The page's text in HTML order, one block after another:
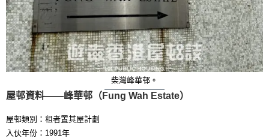
柴灣峰華邨。
屋邨資料——峰華邨（Fung Wah Estate）
屋邨類別：租者置其屋計劃
入伙年份：1991年